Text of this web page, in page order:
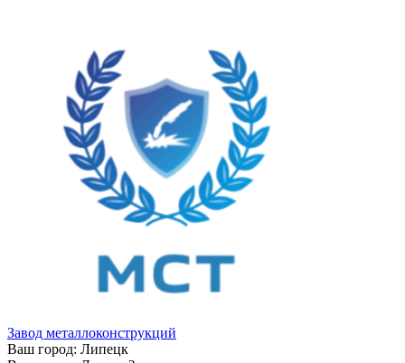
Завод металлоконструкций
Ваш город: Липецк